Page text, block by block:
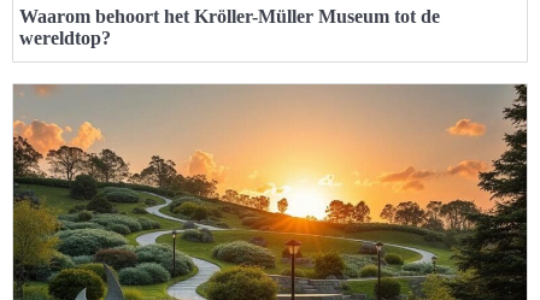
Waarom behoort het Kröller-Müller Museum tot de
wereldtop?